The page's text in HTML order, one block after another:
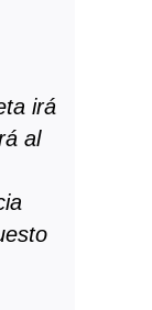
irá
al